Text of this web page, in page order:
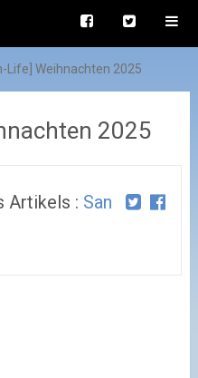
Life] Weihnachten 2025
2025
Artikels : San